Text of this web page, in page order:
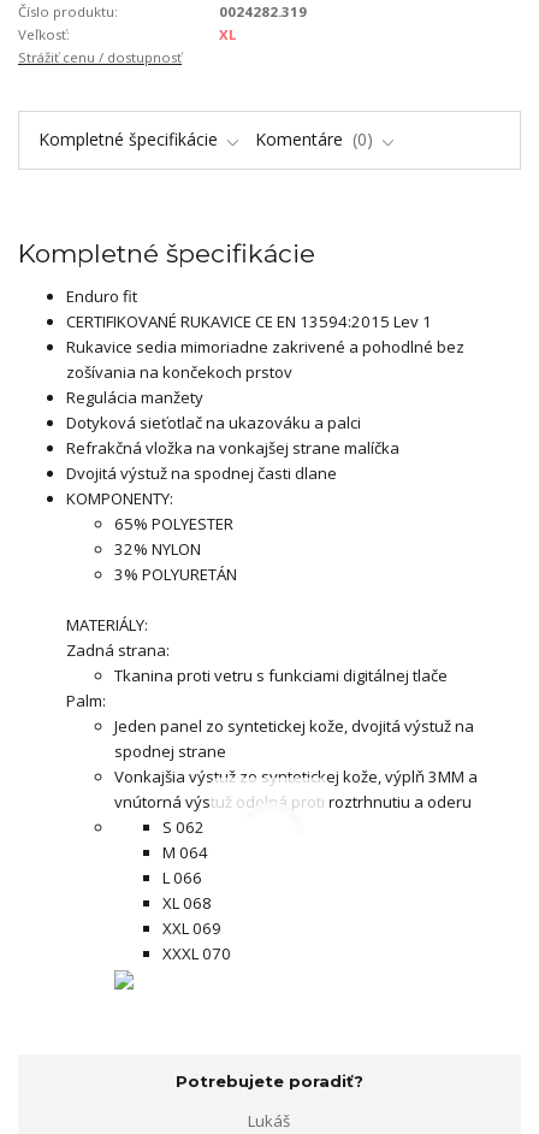
Číslo produktu:
0024282.319
Veľkosť:
XL
Strážiť cenu / dostupnosť
Kompletné špecifikácie Komentáre 0
Kompletné špecifikácie
Enduro fit
CERTIFIKOVANÉ RUKAVICE CE EN 13594:2015 Lev 1
Rukavice sedia mimoriadne zakrivené a pohodlné bez
zošívania na končekoch prstov
Regulácia manžety
Dotyková sieťotlač na ukazováku a palci
Refrakčná vložka na vonkajšej strane malíčka
Dvojitá výstuž na spodnej časti dlane
KOMPONENTY:
65% POLYESTER
32% NYLON
3% POLYURETÁN
MATERIÁLY:
Zadná strana:
Tkanina proti vetru s funkciami digitálnej tlače
Palm:
Jeden panel zo syntetickej kože, dvojitá výstuž na
spodnej strane
Vonkajšia výstuž zo syntetickej kože, výplň 3MM a
vnútorná výstuž odolná proti roztrhnutiu a oderu
S 062
M 064
L 066
XL 068
XXL 069
XXXL 070
Potrebujete poradiť?
Lukáš